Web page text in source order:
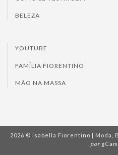
BELEZA
YOUTUBE
FAMÍLIA FIORENTINO
MÃO NA MASSA
2026 © Isabella Fiorentino | Moda,
por